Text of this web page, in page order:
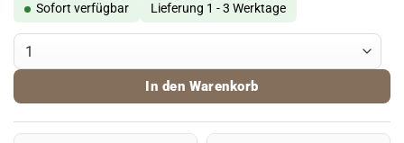
Sofort verfügbar Lieferung 1 - 3 Werktage
Twisted Aroma Vanilla Custard 10ml Menge
In den Warenkorb